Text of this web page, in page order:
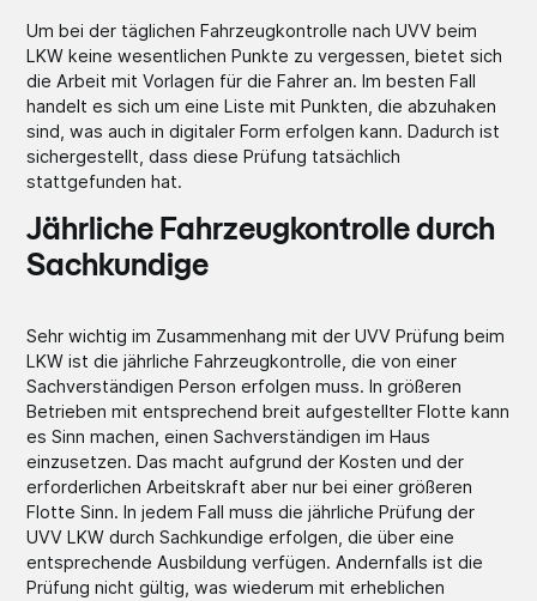
Um bei der täglichen Fahrzeugkontrolle nach UVV beim
LKW keine wesentlichen Punkte zu vergessen, bietet sich
die Arbeit mit Vorlagen für die Fahrer an. Im besten Fall
handelt es sich um eine Liste mit Punkten, die abzuhaken
sind, was auch in digitaler Form erfolgen kann. Dadurch ist
sichergestellt, dass diese Prüfung tatsächlich
stattgefunden hat.
Jährliche Fahrzeugkontrolle durch
Sachkundige
Sehr wichtig im Zusammenhang mit der UVV Prüfung beim
LKW ist die jährliche Fahrzeugkontrolle, die von einer
Sachverständigen Person erfolgen muss. In größeren
Betrieben mit entsprechend breit aufgestellter Flotte kann
es Sinn machen, einen Sachverständigen im Haus
einzusetzen. Das macht aufgrund der Kosten und der
erforderlichen Arbeitskraft aber nur bei einer größeren
Flotte Sinn. In jedem Fall muss die jährliche Prüfung der
UVV LKW durch Sachkundige erfolgen, die über eine
entsprechende Ausbildung verfügen. Andernfalls ist die
Prüfung nicht gültig, was wiederum mit erheblichen